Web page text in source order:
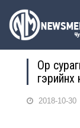
Ор
2018-10-30